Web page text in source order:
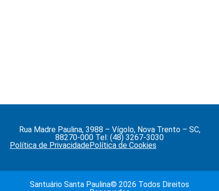
Rua Madre Paulina, 3988 – Vígolo, Nova Trento – SC,
88270-000 Tel: (48) 3267-3030
Política de PrivacidadePolítica de Cookies
Santuário Santa Paulina© 2026 Todos Direitos